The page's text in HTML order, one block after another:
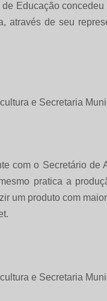
Educação
através de seu
com o Secretário
pratica a
um produto com